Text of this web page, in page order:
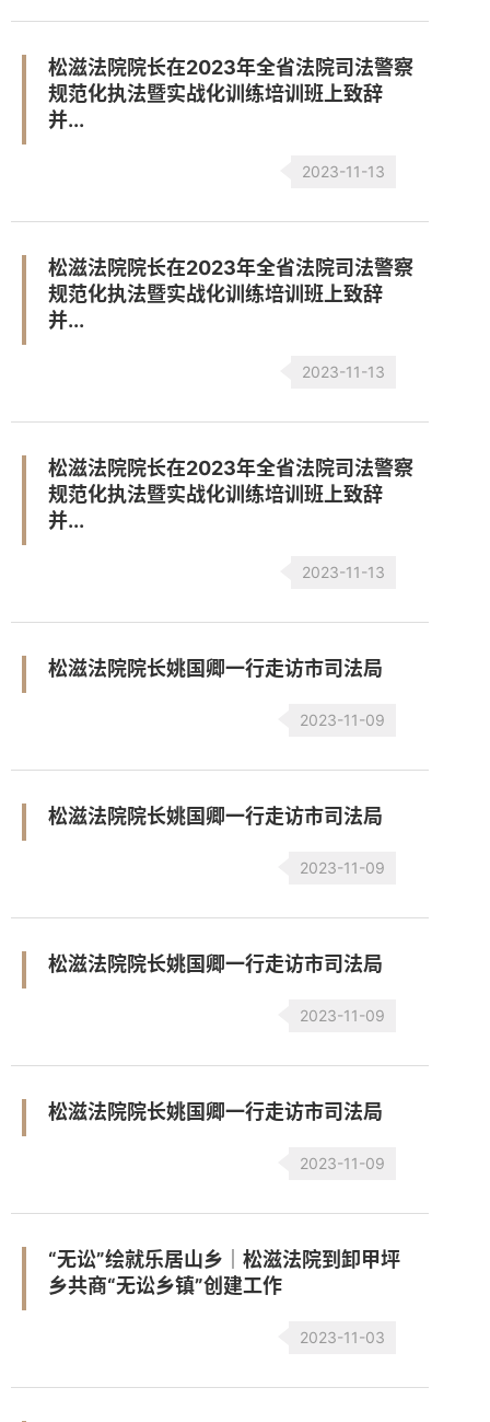
松滋法院院长在2023年全省法院司法警察
规范化执法暨实战化训练培训班上致辞
并...
2023-11-13
松滋法院院长在2023年全省法院司法警察
规范化执法暨实战化训练培训班上致辞
并...
2023-11-13
松滋法院院长在2023年全省法院司法警察
规范化执法暨实战化训练培训班上致辞
并...
2023-11-13
松滋法院院长姚国卿一行走访市司法局
2023-11-09
松滋法院院长姚国卿一行走访市司法局
2023-11-09
松滋法院院长姚国卿一行走访市司法局
2023-11-09
松滋法院院长姚国卿一行走访市司法局
2023-11-09
“无讼”绘就乐居山乡｜松滋法院到卸甲坪
乡共商“无讼乡镇”创建工作
2023-11-03